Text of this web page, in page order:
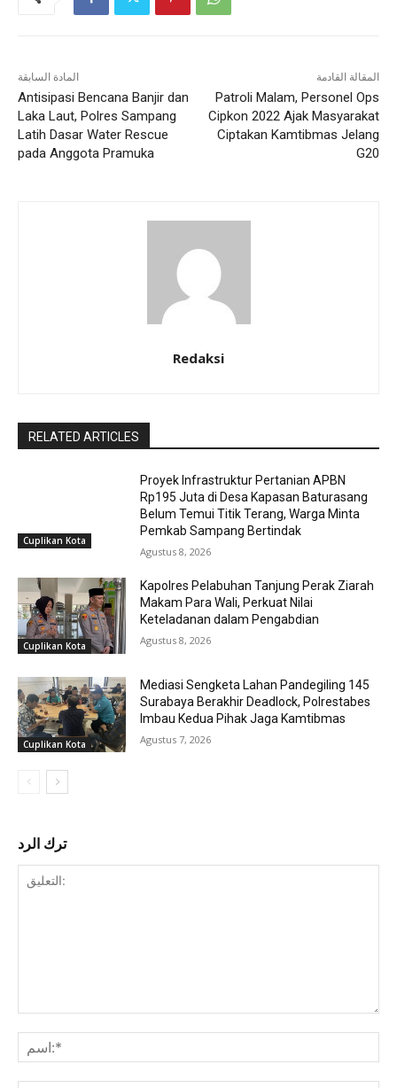
المادة السابقة
Antisipasi Bencana Banjir dan
Laka Laut, Polres Sampang
Latih Dasar Water Rescue
pada Anggota Pramuka
المقالة القادمة
Patroli Malam, Personel Ops
Cipkon 2022 Ajak Masyarakat
Ciptakan Kamtibmas Jelang
G20
Redaksi
RELATED ARTICLES
Cuplikan Kota
Proyek Infrastruktur Pertanian APBN
Rp195 Juta di Desa Kapasan Baturasang
Belum Temui Titik Terang, Warga Minta
Pemkab Sampang Bertindak
Agustus 8, 2026
Cuplikan Kota
Kapolres Pelabuhan Tanjung Perak Ziarah
Makam Para Wali, Perkuat Nilai
Keteladanan dalam Pengabdian
Agustus 8, 2026
Cuplikan Kota
Mediasi Sengketa Lahan Pandegiling 145
Surabaya Berakhir Deadlock, Polrestabes
Imbau Kedua Pihak Jaga Kamtibmas
Agustus 7, 2026
ترك الرد